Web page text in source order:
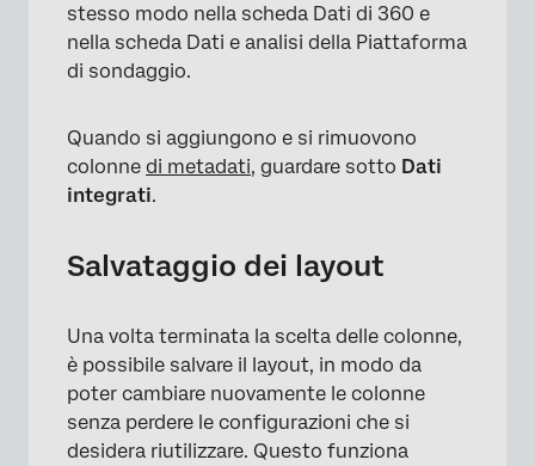
×
stesso modo nella scheda Dati di 360 e
nella scheda Dati e analisi della Piattaforma
di sondaggio.
Quando si aggiungono e si rimuovono
colonne di metadati, guardare sotto Dati
integrati.
Salvataggio dei layout
Una volta terminata la scelta delle colonne,
è possibile salvare il layout, in modo da
poter cambiare nuovamente le colonne
senza perdere le configurazioni che si
desidera riutilizzare. Questo funziona